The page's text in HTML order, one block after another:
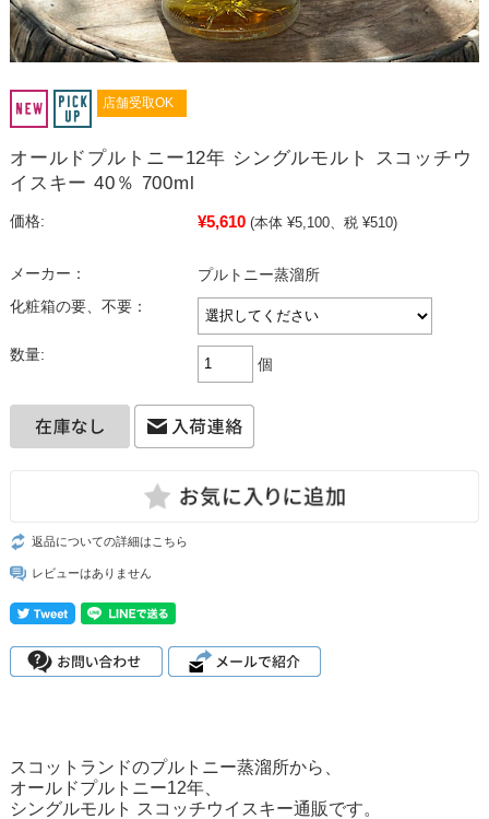
店舗受取OK
オールドプルトニー12年 シングルモルト スコッチウ
イスキー 40％ 700ml
価格: ¥5,610 (本体 ¥5,100、税 ¥510)
メーカー：
プルトニー蒸溜所
化粧箱の要、不要：
数量:
個
返品についての詳細はこちら
レビューはありません
スコットランドのプルトニー蒸溜所から、
オールドプルトニー12年、
シングルモルト スコッチウイスキー通販です。